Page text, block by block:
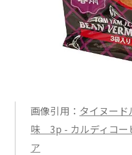
画像引用： タイヌー
味 3p - カルディコー
ア